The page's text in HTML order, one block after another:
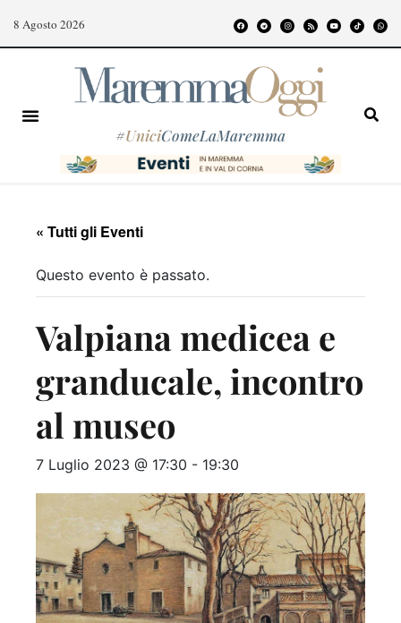
8 Agosto 2026
#UniciComeLaMaremma
« Tutti gli Eventi
Questo evento è passato.
Valpiana medicea e
granducale, incontro
al museo
7 Luglio 2023 @ 17:30 - 19:30